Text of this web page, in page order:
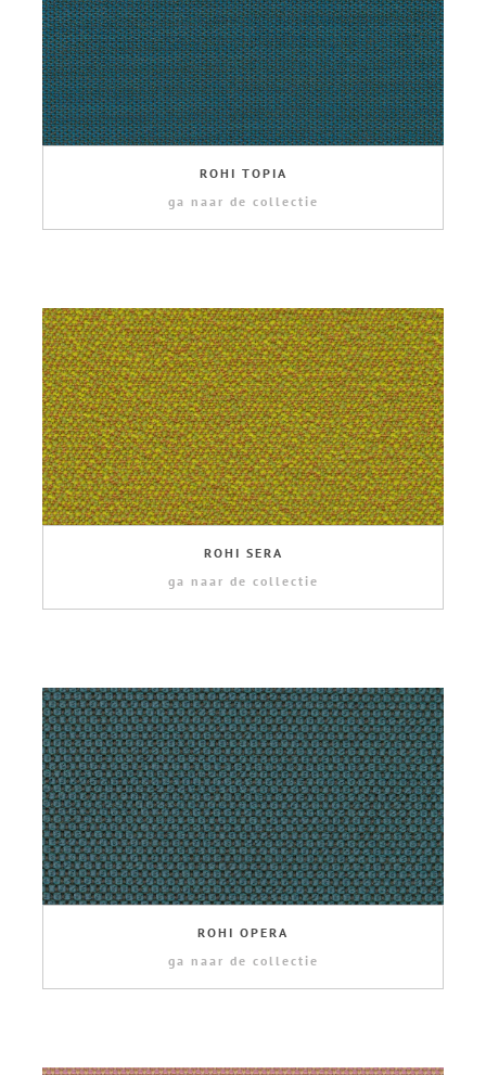
ROHI TOPIA
ga naar de collectie
ROHI SERA
ga naar de collectie
ROHI OPERA
ga naar de collectie